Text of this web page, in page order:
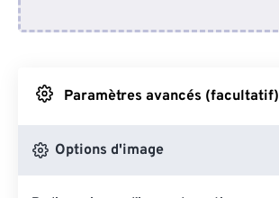
Depuis Google Drive
Depuis OneDrive
Paramètres avancés (facultatif)
Options d'image